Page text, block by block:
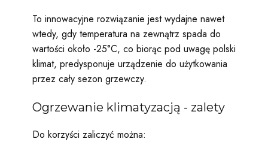
To innowacyjne rozwiązanie jest wydajne nawet
wtedy, gdy temperatura na zewnątrz spada do
wartości około -25°C, co biorąc pod uwagę polski
klimat, predysponuje urządzenie do użytkowania
przez cały sezon grzewczy.
Ogrzewanie klimatyzacją - zalety
Do korzyści zaliczyć można: